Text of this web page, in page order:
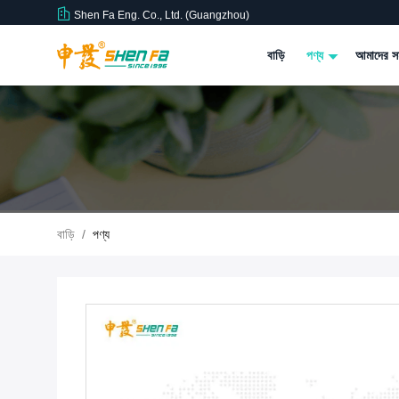
Shen Fa Eng. Co., Ltd. (Guangzhou)
বাড়ি পণ্য আমাদের
বাড়ি / পণ্য